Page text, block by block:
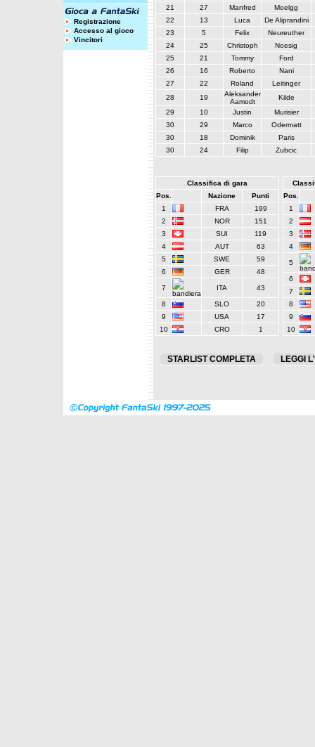
Registrazione
Accesso al gioco
Vincitori
21
27 Manfred
Moelgg
22
13 Luca
De Aliprandini
23
5 Felix
Neureuther
24
25 Christoph
Noesig
25
21 Tommy
Ford
26
16 Roberto
Nani
27
22 Roland
Leitinger
28
19
Aleksander
Aamodt
Kilde
29
10 Justin
Murisier
30
29 Marco
Odermatt
30
18 Dominik
Paris
30
24 Filip Zubcic
Classifica di gara
Pos.
Nazione
Punti
1
FRA
199
2
NOR
151
3
SUI
119
4
AUT
63
5
SWE
59
6
GER 48
7 ITA 43
8 SLO
20
9
USA
17
10
CRO 1
Pos.
1
2
3
4
5
6
7
8
9
10
STARLIST COMPLETA LEGGI